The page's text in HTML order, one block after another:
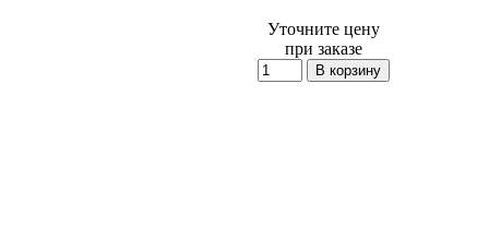
Уточните цену
при заказе